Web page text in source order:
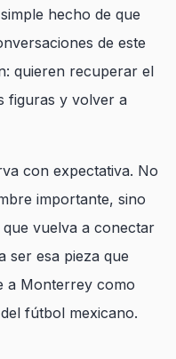
hecho de que
de este
quieren recuperar el
figuras y volver a
con expectativa. No
importante, sino
vuelva a conectar
ser esa pieza que
a Monterrey como
fútbol mexicano.